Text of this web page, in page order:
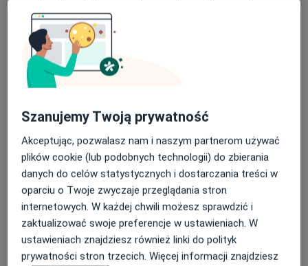
cywilizacyjnych
Rejestracja możliwa jest telefonicznie, online lub
osobiście w recepcji placówki.
Rejestracja telefoniczna: 22 276 76 00 (infolinia)
Dojazd i parking
Placówka mieści się przy ul. Grzybowskiej 61, na
pierwszym piętrze wieży A kompleksu Platinum
Towers, w bardzo dogodnym punkcie lokalizacyjnym
nieopodal Fabryki Norblina, Ronda Daszyńskiego i linii
metra M2.
Szanujemy Twoją prywatność
Akceptując, pozwalasz nam i naszym partnerom używać
plików cookie (lub podobnych technologii) do zbierania
danych do celów statystycznych i dostarczania treści w
oparciu o Twoje zwyczaje przeglądania stron
internetowych. W każdej chwili możesz sprawdzić i
zaktualizować swoje preferencje w ustawieniach. W
ustawieniach znajdziesz również linki do polityk
prywatności stron trzecich. Więcej informacji znajdziesz